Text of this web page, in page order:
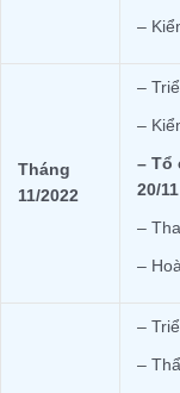
–
Tháng
11/2022
–
–
– Tổ
20/11
–
–
–
–